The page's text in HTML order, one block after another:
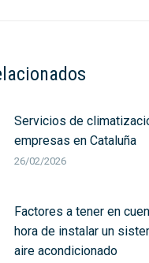
Servicios de
empresas en Cataluña
26/02/2026
Factores a tener en
hora de instalar un
aire acondicionado